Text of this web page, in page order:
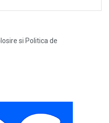
si Politica de